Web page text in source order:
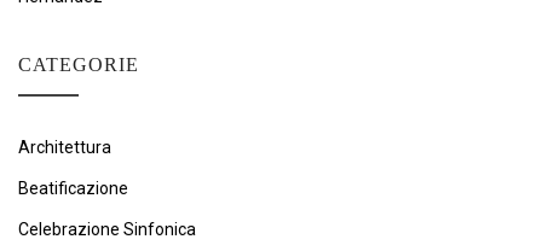
CATEGORIE
Architettura
Beatificazione
Celebrazione Sinfonica